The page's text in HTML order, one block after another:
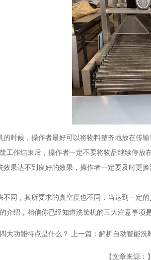
候，操作者最好可以将物料整齐地放在传
工作结束后，操作者一定不要将物品继续停放
达不到良好的效果，操作者一定要及时更
，其所要求的真空度也不同，当达到一定的
绍，相信你已经知道洗筐机的三大注意事项是
大功能特点是什么？ 上一篇： 解析自动智能洗
【文章来源：